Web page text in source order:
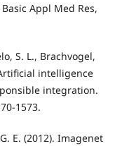
Appl Med Res,
S. L., Brachvogel,
intelligence
integration.
1573.
E. (2012). Imagenet